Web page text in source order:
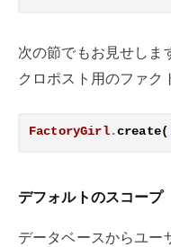
次の節でもお見せしま
クロポスト用のファク
FactoryGirl.create(
デフォルトのスコープ
データベースからユー